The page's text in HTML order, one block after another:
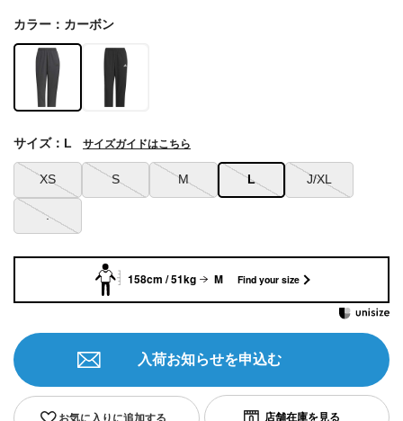
カラー：カーボン
XS S M L J/XL
.
サイズ：L サイズガイドはこちら
お気に入りに追加する
入荷お知らせを申込む
158cm / 51kg M Find your size